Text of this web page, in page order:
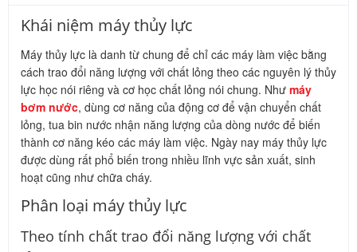
Khái niệm máy thủy lực
Máy thủy lực là danh từ chung để chỉ các máy làm việc bằng
cách trao đổi năng lượng với chất lỏng theo các nguyên lý thủy
lực học nói riêng và cơ học chất lỏng nói chung. Như máy
bơm nước, dùng cơ năng của động cơ để vận chuyển chất
lỏng, tua bin nước nhận năng lượng của dòng nước để biến
thành cơ năng kéo các máy làm việc. Ngày nay máy thủy lực
được dùng rất phổ biến trong nhiều lĩnh vực sản xuất, sinh
hoạt cũng như chữa cháy.
Phân loại máy thủy lực
Theo tính chất trao đổi năng lượng với chất